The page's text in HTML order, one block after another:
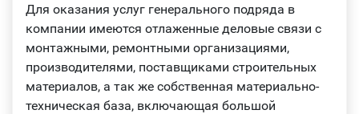
Для оказания услуг генерального подряда в
компании имеются отлаженные деловые связи с
монтажными, ремонтными организациями,
производителями, поставщиками строительных
материалов, а так же собственная материально-
техническая база, включающая большой